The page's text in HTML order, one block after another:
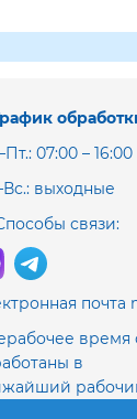
07:00 –
выходные
связи:
почта
время
в